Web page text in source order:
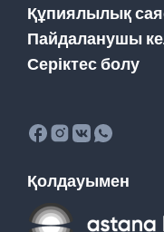
Құпиялылық
Пайдаланушы
Серіктес болу
Қолдауымен